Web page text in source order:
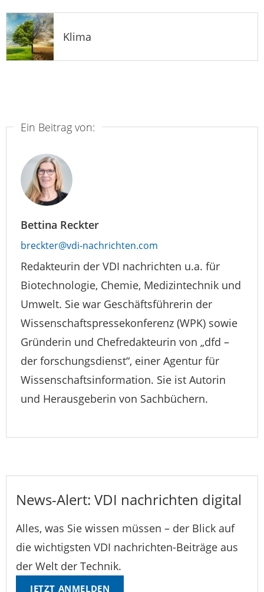
Klima
Ein Beitrag von:
Bettina Reckter
breckter@vdi-nachrichten.com
Redakteurin der VDI nachrichten u.a. für
Biotechnologie, Chemie, Medizintechnik und
Umwelt. Sie war Geschäftsführerin der
Wissenschaftspressekonferenz (WPK) sowie
Gründerin und Chefredakteurin von „dfd –
der forschungsdienst“, einer Agentur für
Wissenschaftsinformation. Sie ist Autorin
und Herausgeberin von Sachbüchern.
News-Alert: VDI nachrichten digital
Alles, was Sie wissen müssen – der Blick auf
die wichtigsten VDI nachrichten-Beiträge aus
der Welt der Technik.
JETZT ANMELDEN